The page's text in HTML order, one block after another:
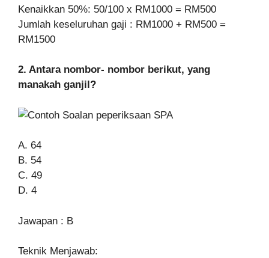
Kenaikkan 50%: 50/100 x RM1000 = RM500
Jumlah keseluruhan gaji : RM1000 + RM500 =
RM1500
2. Antara nombor- nombor berikut, yang
manakah ganjil?
A. 64
B. 54
C. 49
D. 4
Jawapan : B
Teknik Menjawab: